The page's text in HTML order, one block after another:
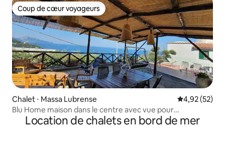
Coup de cœur voyageurs
Coup de cœur voyageurs
Chalet ⋅ Massa Lubrense Évaluation
4,92 (52)
Blu Home maison dans le centre avec vue pour
4/5 personnes
Location de chalets en bord de mer